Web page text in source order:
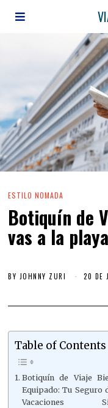
ESTILO NOMADA
Botiquín de
vas a la
BY JOHNNY ZURI 20 DE
Table of Contents
Botiquín de Viaje
Equipado: Tu Seguro
Vacaciones